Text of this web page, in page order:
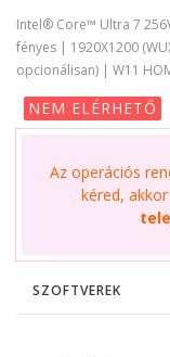
Intel® Core™ Ultra 7
fényes | 1920X1200
opcionálisan) | W11
NEM ELÉRHETŐ
Az operációs
kéred,
SZOFTVEREK